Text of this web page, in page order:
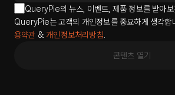
QueryPie의 뉴스, 이벤트, 제품 정보를 받아보
QueryPie는 고객의 개인정보를 중요하게 생각합
용약관 & 개인정보처리방침.
콘텐츠 열기